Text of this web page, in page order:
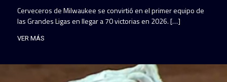
Cerveceros de Milwaukee se convirtió en el primer equipo de
las Grandes Ligas en llegar a 70 victorias en 2026. […]
VER MÁS